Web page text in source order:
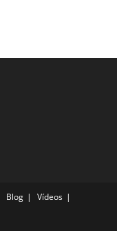
Blog
Vídeos